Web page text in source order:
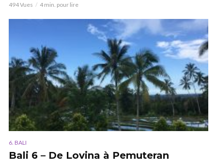
494 Vues 4 min. pour lire
6. BALI
Bali 6 – De Lovina à Pemuteran